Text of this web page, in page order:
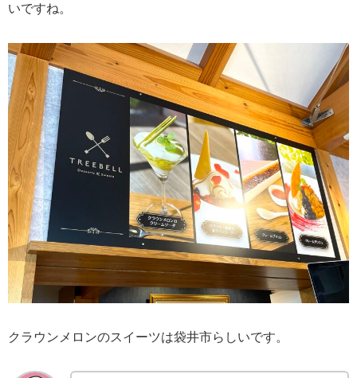
いですね。
クラウンメロンのスイーツは袋井市らしいです。